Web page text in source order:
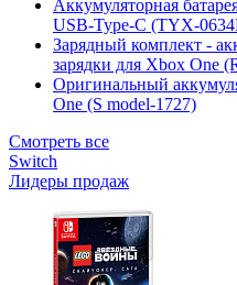
Аккумуляторная
USB-Type-C (TYX-
Зарядный комплект -
зарядки для Xbox One
Оригинальный
One (S model-1727)
Смотреть все
Switch
Лидеры продаж